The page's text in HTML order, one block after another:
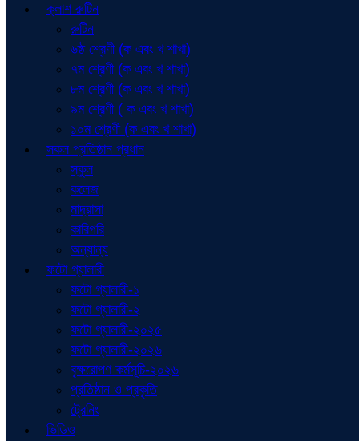
ক্লাশ রুটিন
রুটিন
৬ষ্ঠ শ্রেণী (ক এবং খ শাখা)
৭ম শ্রেণী (ক এবং খ শাখা)
৮ম শ্রেণী (ক এবং খ শাখা)
৯ম শ্রেণী ( ক এবং খ শাখা)
১০ম শ্রেণী (ক এবং খ শাখা)
সকল প্রতিষ্ঠান প্রধান
স্কুল
কলেজ
মাদ্রাসা
কারিগরি
অন্যান্য
ফটো গ্যালারী
ফটো গ্যালারী-১
ফটো গ্যালারী-২
ফটো গ্যালারী-২০২৫
ফটো গ্যালারী-২০২৬
বৃক্ষরোপণ কর্মসূচি-২০২৬
প্রতিষ্ঠান ও প্রকৃতি
ট্রেনিং
ভিডিও